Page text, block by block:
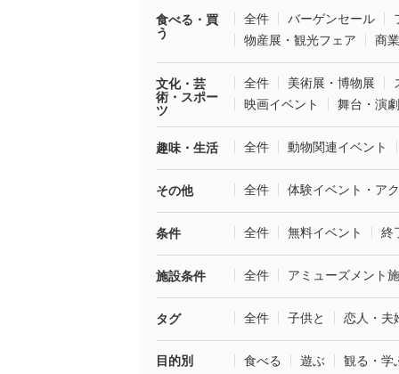
食べる・買
う
全件 バーゲンセール
物産展・観光フェア
商
文化・芸
術・スポー
ツ
全件 美術展・博物展
映画イベント
舞台・演劇
趣味・生活 全件 動物関連イベント
その他 全件 体験イベント・ア
条件 全件 無料イベント 終
施設条件 全件 アミューズメント
タグ 全件 子供と 恋人・夫
目的別 食べる 遊ぶ 観る・学